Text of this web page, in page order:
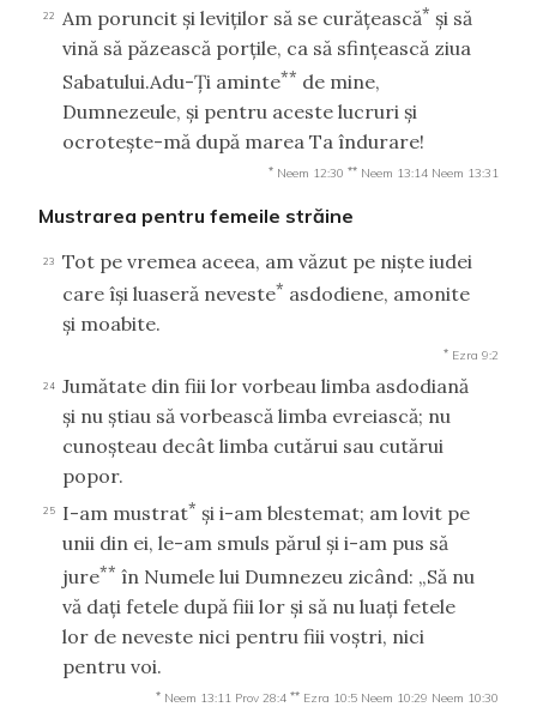
22 Am poruncit şi leviţilor să se curăţească* şi să
vină să păzească porţile, ca să sfinţească ziua
Sabatului.Adu-Ţi aminte** de mine,
Dumnezeule, şi pentru aceste lucruri şi
ocroteşte-mă după marea Ta îndurare!
* Neem 12:30 ** Neem 13:14 Neem 13:31
Mustrarea pentru femeile străine
23
Tot pe vremea aceea, am văzut pe nişte iudei
care îşi luaseră neveste* asdodiene, amonite
şi moabite.
* Ezra 9:2
24 Jumătate din fiii lor vorbeau limba asdodiană
şi nu ştiau să vorbească limba evreiască; nu
cunoşteau decât limba cutărui sau cutărui
popor.
25 I-am mustrat* şi i-am blestemat; am lovit pe
unii din ei, le-am smuls părul şi i-am pus să
jure** în Numele lui Dumnezeu zicând: „Să nu
vă daţi fetele după fiii lor şi să nu luaţi fetele
lor de neveste nici pentru fiii voştri, nici
pentru voi.
* Neem 13:11 Prov 28:4 ** Ezra 10:5 Neem 10:29 Neem 10:30